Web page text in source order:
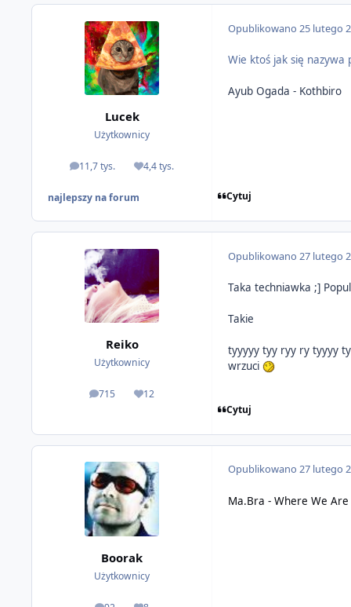
Lucek
Użytkownicy
11,7 tys.
odpowiedzi4,4 tys.
Reputacja
najlepszy na forum
Opublikowano25 lutego
Wie ktoś jak się
Ayub Ogada - Kothbiro
Cytuj
Reiko
Użytkownicy
715
odpowiedzi
12
Reputacja
Opublikowano 27 lutego
Taka techniawka ;]
Takie
tyyyyy tyy ryy ry tyyyy
wrzuci
Cytuj
Boorak
Użytkownicy
Opublikowano27 lutego
Ma.Bra - Where We Are